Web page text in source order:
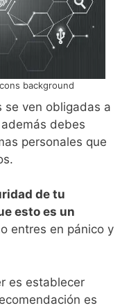
background
se ven obligadas a
debes
personales que
de tu
esto es un
entres en pánico y
es establecer
es